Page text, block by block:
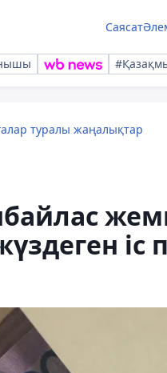
Саясат
туралы жаңалықтар